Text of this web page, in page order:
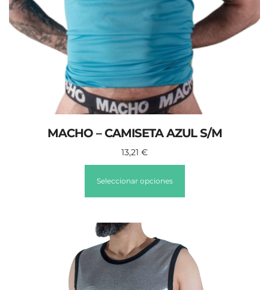
MACHO – CAMISETA AZUL S/M
13,21 €
Seleccionar opciones